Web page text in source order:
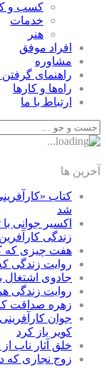
كسب و
خدمات
هنر
افراد موفق
مشاوره
راهنمای
راه‌ها و كارها
ارتباط با ما
آخرین ها
کتاب
شد
اکسیر جوانی
زندگی
هفت چیزی که
روایت زندگی
جادوی اشتغال
روایت زندگی
زهره صداقت
جوان
کویر باز کرد
خلق آثار ناب
زوج نجاری که